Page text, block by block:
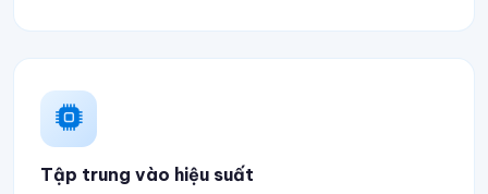
Tập trung vào hiệu suất